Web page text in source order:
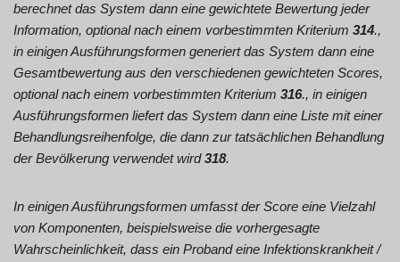
berechnet das System dann eine gewichtete Bewertung jeder
Information, optional nach einem vorbestimmten Kriterium 314.,
in einigen Ausführungsformen generiert das System dann eine
Gesamtbewertung aus den verschiedenen gewichteten Scores,
optional nach einem vorbestimmten Kriterium 316., in einigen
Ausführungsformen liefert das System dann eine Liste mit einer
Behandlungsreihenfolge, die dann zur tatsächlichen Behandlung
der Bevölkerung verwendet wird318.
In einigen Ausführungsformen umfasst der Score eine Vielzahl
von Komponenten, beispielsweise die vorhergesagte
Wahrscheinlichkeit, dass ein Proband eine Infektionskrankheit /